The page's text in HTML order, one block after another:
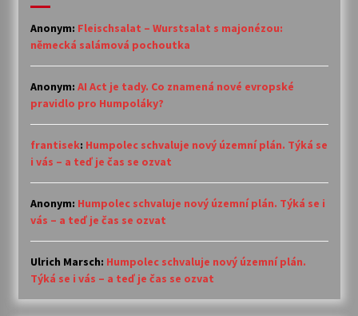
Anonym: Fleischsalat – Wurstsalat s majonézou:
německá salámová pochoutka
Anonym: AI Act je tady. Co znamená nové evropské
pravidlo pro Humpoláky?
frantisek: Humpolec schvaluje nový územní plán. Týká se
i vás – a teď je čas se ozvat
Anonym: Humpolec schvaluje nový územní plán. Týká se i
vás – a teď je čas se ozvat
Ulrich Marsch: Humpolec schvaluje nový územní plán.
Týká se i vás – a teď je čas se ozvat